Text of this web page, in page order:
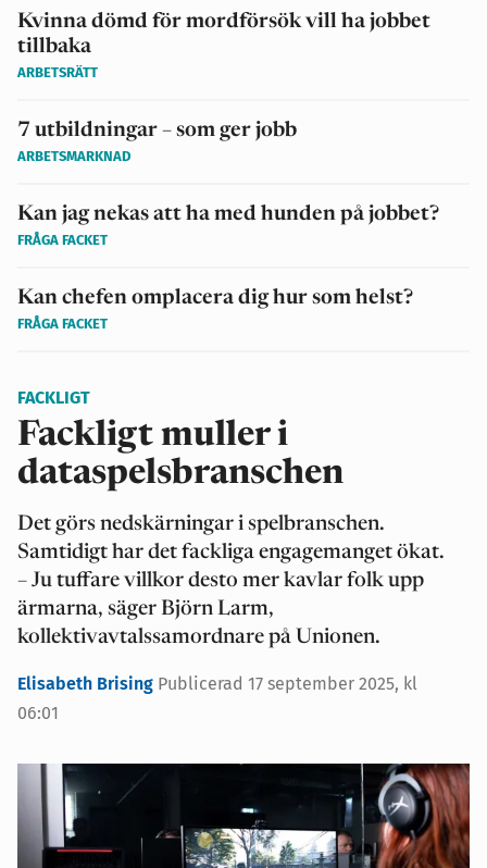
Kvinna dömd för mordförsök vill ha jobbet
tillbaka
ARBETSRÄTT
7 utbildningar – som ger jobb
ARBETSMARKNAD
Kan jag nekas att ha med hunden på jobbet?
FRÅGA FACKET
Kan chefen omplacera dig hur som helst?
FRÅGA FACKET
FACKLIGT
Fackligt muller i
dataspelsbranschen
Det görs nedskärningar i spelbranschen.
Samtidigt har det fackliga engagemanget ökat.
– Ju tuffare villkor desto mer kavlar folk upp
ärmarna, säger Björn Larm,
kollektivavtalssamordnare på Unionen.
Elisabeth Brising Publicerad 17 september 2025, kl
06:01